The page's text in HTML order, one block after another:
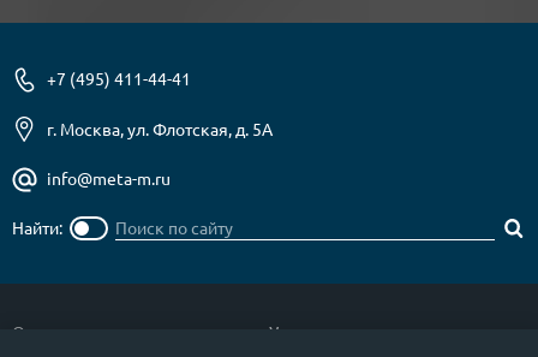
+7 (495) 411-44-41
г. Москва, ул. Флотская, д. 5А
info@meta-m.ru
Найти:
О нас
Услуги